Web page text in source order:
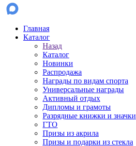
Главная
Каталог
Назад
Каталог
Новинки
Распродажа
Награды по видам спорта
Универсальные награды
Активный отдых
Дипломы и грамоты
Разрядные книжки и значки
ГТО
Призы из акрила
Призы и подарки из стекла